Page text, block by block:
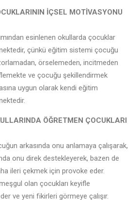
İÇSEL MOTİVASYONU
esinlenen okullarda çocuklar
çünkü eğitim sistemi çocuğu
örselemeden, incitmeden
ve çocuğu şekillendirmek
uygun olarak kendi eğitim
ÖĞRETMEN ÇOCUKLARI
arkasında onu anlamaya çalışarak,
onu direk destekleyerek, bazen de
ileri çekmek için provoke eder.
olan çocukları keyifle
ve yeni fikirleri görmeye çalışır.